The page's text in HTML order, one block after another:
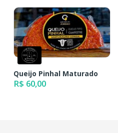
Queijo Pinhal Maturado
R$ 60,00